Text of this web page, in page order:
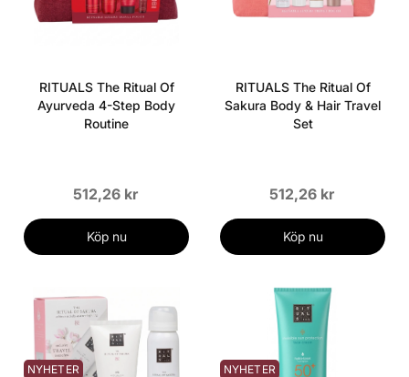
RITUALS The Ritual Of
Ayurveda 4-Step Body
Routine
512,26 kr
Köp nu
RITUALS The Ritual Of
Sakura Body & Hair Travel
Set
512,26 kr
Köp nu
NYHETER NYHETER